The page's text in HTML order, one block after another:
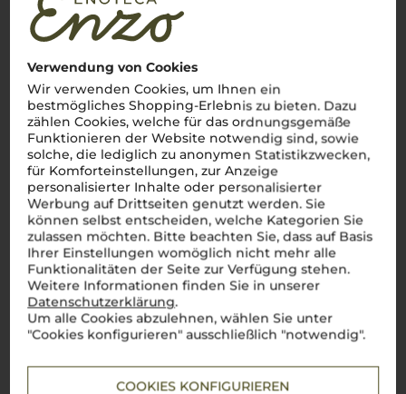
Verwendung von Cookies
Wir verwenden Cookies, um Ihnen ein
bestmögliches Shopping-Erlebnis zu bieten. Dazu
zählen Cookies, welche für das ordnungsgemäße
Funktionieren der Website notwendig sind, sowie
solche, die lediglich zu anonymen Statistikzwecken,
für Komforteinstellungen, zur Anzeige
personalisierter Inhalte oder personalisierter
Werbung auf Drittseiten genutzt werden. Sie
können selbst entscheiden, welche Kategorien Sie
zulassen möchten. Bitte beachten Sie, dass auf Basis
Ihrer Einstellungen womöglich nicht mehr alle
Funktionalitäten der Seite zur Verfügung stehen.
Weitere Informationen finden Sie in unserer
Datenschutzerklärung.
Um alle Cookies abzulehnen, wählen Sie unter
"Cookies konfigurieren" ausschließlich "notwendig".
COOKIES KONFIGURIEREN
strahlenden Himmel, gedeihen Weine wie der kraftvolle
d'Avolaund der lebendige
Rebfläche zeigt sich eine beeindruckende Vielfalt, die den
voller Energie. Von den Hängen des Ätna bis zu den
Küstenebenen entstehen Weine, die das Herz eines jeden
Weinliebhabers höher schlagen lassen. Große Namen wie
Donnafugata
Planeta und Tasca d'Almeritastehen für die
herausragende Qualitätsizilianischer Weine. Ein Wein dieser
Insel ist wie ein kurzer Ausflug nach Italien – voller
Geschmack, Leidenschaft und Lebensfreude. Salute!
Mehr Weine aus Sizilien